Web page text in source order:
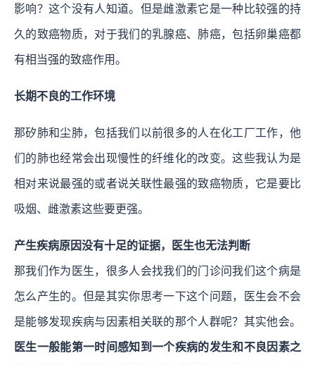
影响？这个没有人知道。但是雌激素它是一种比较强的持
久的致癌物质，对于我们的乳腺癌、肺癌，包括卵巢癌都
有相当强的致癌作用。
长期不良的工作环境
那矽肺和尘肺，包括我们以前很多的人在化工厂工作，他
们的肺也经常会出现慢性的纤维化的改变。这些我认为是
相对来说最强的或者说关联性最强的致癌物质，它是要比
吸烟、雌激素这些要更强。
产生疾病原因没有十足的证据，医生也无法判断
那我们作为医生，很多人会找我们的门诊问我们这个病是
怎么产生的。但是其实你思考一下这个问题，医生会不会
是能够发现疾病与因素相关联的那个人群呢？其实他会。
医生一般能第一时间感知到一个疾病的发生和不良因素之